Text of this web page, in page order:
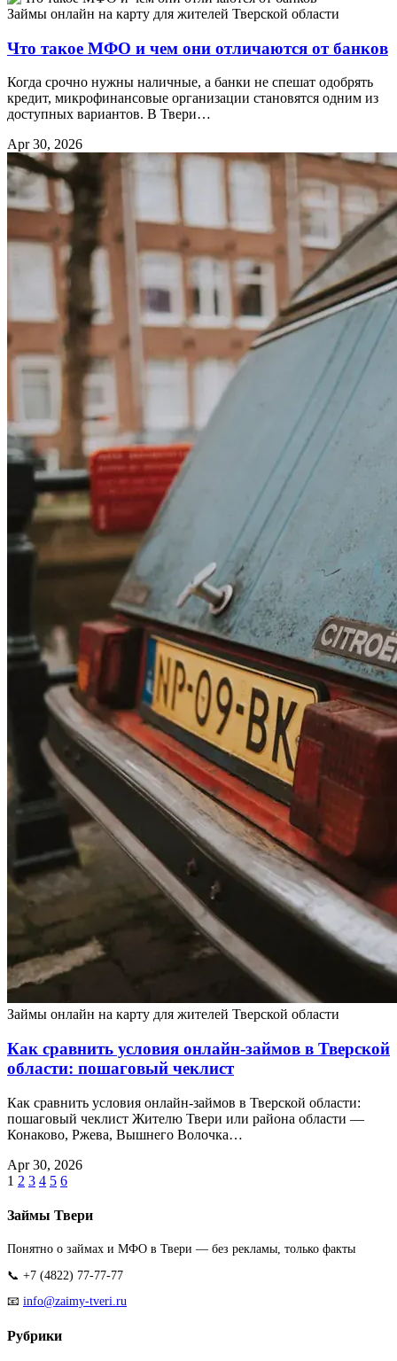
Займы онлайн на карту для жителей Тверской области
Что такое МФО и чем они отличаются от банков
Когда срочно нужны наличные, а банки не спешат одобрять
кредит, микрофинансовые организации становятся одним из
доступных вариантов. В Твери…
Apr 30, 2026
Займы онлайн на карту для жителей Тверской области
Как сравнить условия онлайн-займов в Тверской
области: пошаговый чеклист
Как сравнить условия онлайн-займов в Тверской области:
пошаговый чеклист Жителю Твери или района области —
Конаково, Ржева, Вышнего Волочка…
Apr 30, 2026
1 2 3 4 5 6
Займы Твери
Понятно о займах и МФО в Твери — без рекламы, только факты
📞 +7 (4822) 77-77-77
📧 info@zaimy-tveri.ru
Рубрики